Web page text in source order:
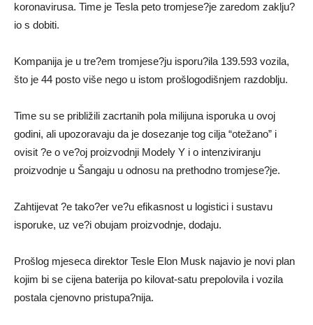
koronavirusa. Time je Tesla peto tromjese?je zaredom zaklju?
io s dobiti.
Kompanija je u tre?em tromjese?ju isporu?ila 139.593 vozila,
što je 44 posto više nego u istom prošlogodišnjem razdoblju.
Time su se približili zacrtanih pola milijuna isporuka u ovoj
godini, ali upozoravaju da je dosezanje tog cilja “otežano” i
ovisit ?e o ve?oj proizvodnji Modely Y i o intenziviranju
proizvodnje u Šangaju u odnosu na prethodno tromjese?je.
Zahtijevat ?e tako?er ve?u efikasnost u logistici i sustavu
isporuke, uz ve?i obujam proizvodnje, dodaju.
Prošlog mjeseca direktor Tesle Elon Musk najavio je novi plan
kojim bi se cijena baterija po kilovat-satu prepolovila i vozila
postala cjenovno pristupa?nija.